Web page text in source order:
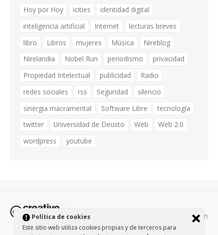
Política de cookies
Este sitio web utiliza cookies propias y de terceros para
Hoy por Hoy
icities
identidad digital
inteligencia artificial
Internet
lecturas breves
libro
Libros mujeres Música
Nireblog
Nirelandia
Nobel Run periodismo
privacidad
Propiedad Intelectual
publicidad
Radio
redes sociales
rss Seguridad
silencio
sinergia macramental
Software Libre
tecnología
twitter
Universidad de Deusto Web
Web 2.0
wordpress
youtube
Todos los contenidos de esta página están
protegidos por la licencia Creative Commons Attribution-